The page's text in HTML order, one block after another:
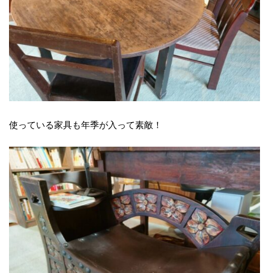
使っている家具も年季が入って素敵！